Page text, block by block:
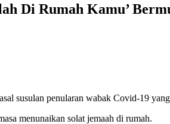
Di Rumah Kamu’
susulan penularan wabak Covid-19
menunaikan solat jemaah di rumah.